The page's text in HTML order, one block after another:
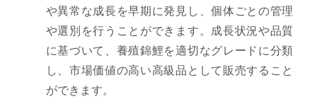
や異常な成長を早期に発見し、個体ごとの管理
や選別を行うことができます。成長状況や品質
に基づいて、養殖錦鯉を適切なグレードに分類
し、市場価値の高い高級品として販売すること
ができます。